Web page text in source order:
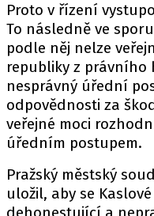
Proto v řízení
To následně ve
podle něj nelze
republiky z právního
nesprávný úřední
odpovědnosti za
veřejné moci
úředním postupem.
Pražský městský
uložil, aby se